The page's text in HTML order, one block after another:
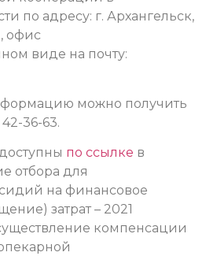
по адресу: г. Архангельск,
офис
виде на почту:
можно получить
36-63.
по ссылке в
отбора для
на финансовое
затрат – 2021
компенсации